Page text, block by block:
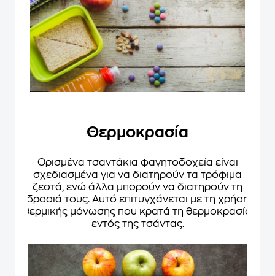
Θερμοκρασία
Ορισμένα τσαντάκια φαγητοδοχεία είναι
σχεδιασμένα για να διατηρούν τα τρόφιμα
ζεστά, ενώ άλλα μπορούν να διατηρούν τη
δροσιά τους. Αυτό επιτυγχάνεται με τη χρήση
θερμικής μόνωσης που κρατά τη θερμοκρασία
εντός της τσάντας.